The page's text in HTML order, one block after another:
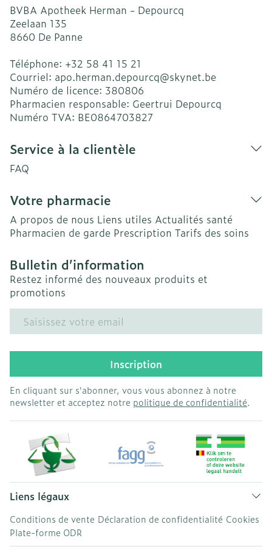
BVBA Apotheek Herman - Depourcq
Zeelaan 135
8660 De Panne
Téléphone: +32 58 41 15 21
Courriel: apo.herman.depourcq@skynet.be
Numéro de licence: 380806
Pharmacien responsable: Geertrui Depourcq
Numéro TVA: BE0864703827
Service à la clientèle
FAQ
Votre pharmacie
A propos de nous Liens utiles Actualités santé
Pharmacien de garde Prescription Tarifs des soins
Bulletin d’information
Restez informé des nouveaux produits et
promotions
Adresse mail
Inscription
En cliquant sur s'abonner, vous vous abonnez à notre
newsletter et acceptez notre politique de confidentialité.
Liens légaux
Conditions de vente Déclaration de confidentialité Cookies
Plate-forme ODR